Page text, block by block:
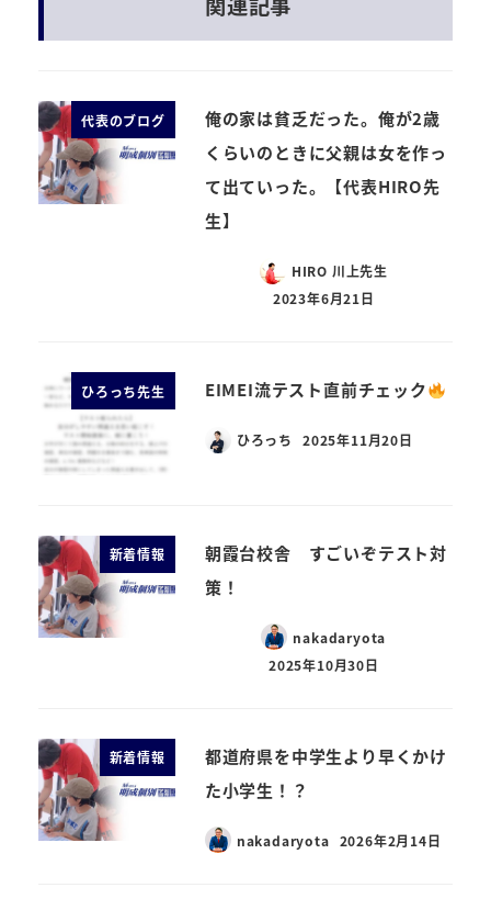
代表のブログ
俺の家は貧乏だった。俺が2歳
くらいのときに父親は女を作っ
て出ていった。【代表HIRO先
生】
HIRO 川上先生
2023年6月21日
ひろっち先生 EIMEI流テスト直前チェック
ひろっち 2025年11月20日
新着情報
朝霞台校舎 すごいぞテスト対
策！
nakadaryota
2025年10月30日
新着情報
都道府県を中学生より早くかけ
た小学生！？
nakadaryota 2026年2月14日